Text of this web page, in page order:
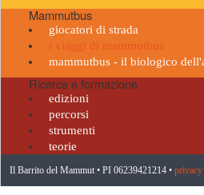
Mammutbus
giocatori di strada
i viaggi di mammutbus
mammutbus - il biologico
Ricerca e formazione
edizioni
percorsi
strumenti
teorie
Il Barrito del Mammut • PI 06239421214 •